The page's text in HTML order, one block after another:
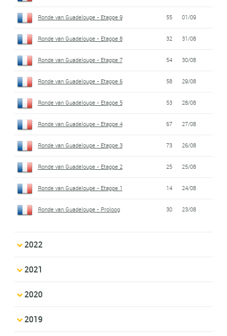
Ronde van Guadeloupe - Etappe 9 55 01/09
Ronde van Guadeloupe - Etappe 8 32 31/08
Ronde van Guadeloupe - Etappe 7 54 30/08
Ronde van Guadeloupe - Etappe 6 58 29/08
Ronde van Guadeloupe - Etappe 5 53 28/08
Ronde van Guadeloupe - Etappe 4 67 27/08
Ronde van Guadeloupe - Etappe 3 73 26/08
Ronde van Guadeloupe - Etappe 2 25 25/08
Ronde van Guadeloupe - Etappe 1 14 24/08
Ronde van Guadeloupe - Proloog 30 23/08
2022
2021
2020
2019